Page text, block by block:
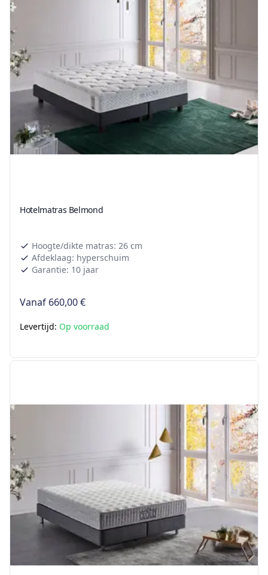
Hotelmatras Belmond
Hoogte/dikte matras: 26 cm
Afdeklaag: hyperschuim
Garantie: 10 jaar
Vanaf 660,00 €
Levertijd: Op voorraad